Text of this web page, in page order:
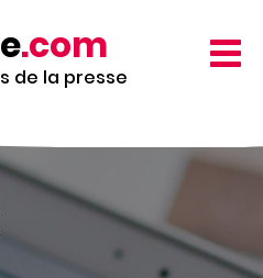
.com
de la presse